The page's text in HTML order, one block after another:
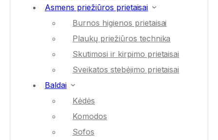
Asmens priežiūros prietaisai
Burnos higienos prietaisai
Plaukų priežiūros technika
Skutimosi ir kirpimo prietaisai
Sveikatos stebėjimo prietaisai
Baldai
Kėdės
Komodos
Sofos